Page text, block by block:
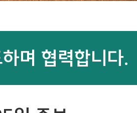
며 협력합니다.